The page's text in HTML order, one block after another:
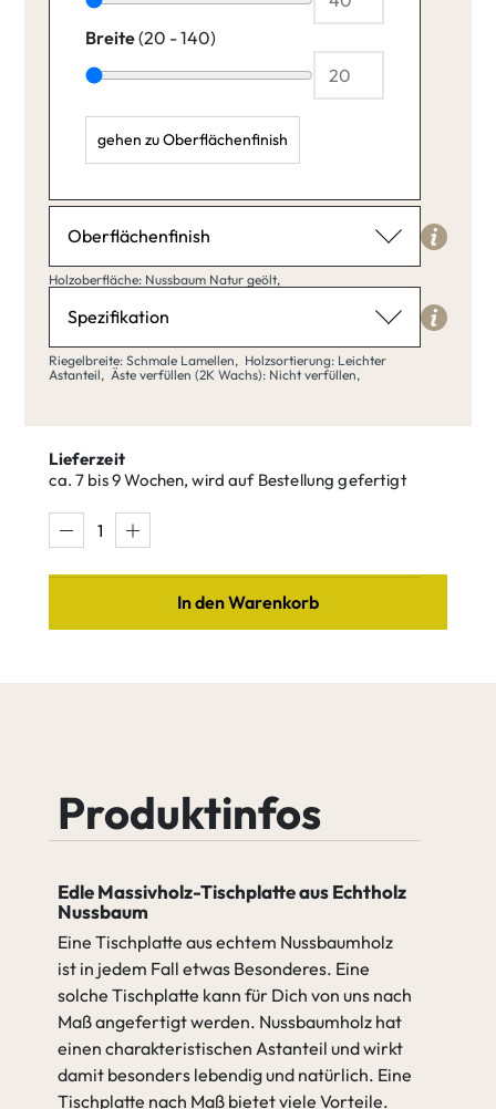
Breite(20 - 140)
gehen zu Oberflächenfinish
Oberflächenfinish
Holzoberfläche
Nussbaum Natur geölt
Nussbaum
Natur geölt
Nussbaum
Nussbaum
Nussbaum
Nussbaum
Nussbaum
Nussbaum
Umber
Nussbaum
weiß
gehen zu Spezifikation
Holzoberfläche: Nussbaum Natur geölt,
Spezifikation
Riegelbreite
Schmale Lamellen
Lamellen
Äste verfüllen (2K Wachs)
Nicht verfüllen
Nicht
verfüllen
Äste verfüllen
(2K Wachs)
Riegelbreite: Schmale Lamellen, Holzsortierung: Leichter
Astanteil,Äste verfüllen (2K Wachs): Nicht verfüllen,
Lieferzeit
ca. 7 bis 9 Wochen, wird auf Bestellung gefertigt
In den Warenkorb
Produktinfos
Edle Massivholz-Tischplatte aus Echtholz
Nussbaum
Eine Tischplatte aus echtem Nussbaumholz
ist in jedem Fall etwas Besonderes. Eine
solche Tischplatte kann für Dich von uns nach
Maß angefertigt werden. Nussbaumholz hat
einen charakteristischen Astanteil und wirkt
damit besonders lebendig und natürlich. Eine
Tischplatte nach Maß bietet viele Vorteile.